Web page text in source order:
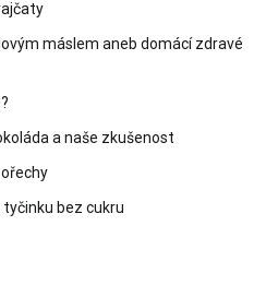
máslem aneb domácí zdravé
a naše zkušenost
tyčinku bez cukru